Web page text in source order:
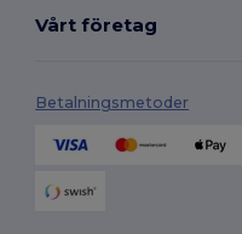
Vårt företag
Betalningsmetoder